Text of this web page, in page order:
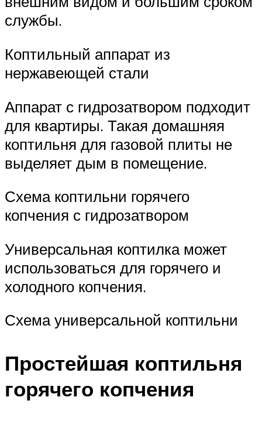
службы.
Коптильный аппарат из
нержавеющей стали
Аппарат с гидрозатвором подходит
для квартиры. Такая домашняя
коптильня для газовой плиты не
выделяет дым в помещение.
Схема коптильни горячего
копчения с гидрозатвором
Универсальная коптилка может
использоваться для горячего и
холодного копчения.
Схема универсальной коптильни
Простейшая коптильня
горячего копчения